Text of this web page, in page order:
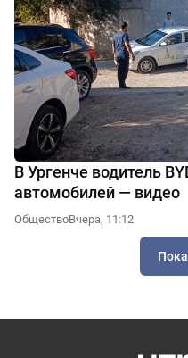
В Ургенче водитель
автомобилей — видео
ОбществоВчера, 11:12